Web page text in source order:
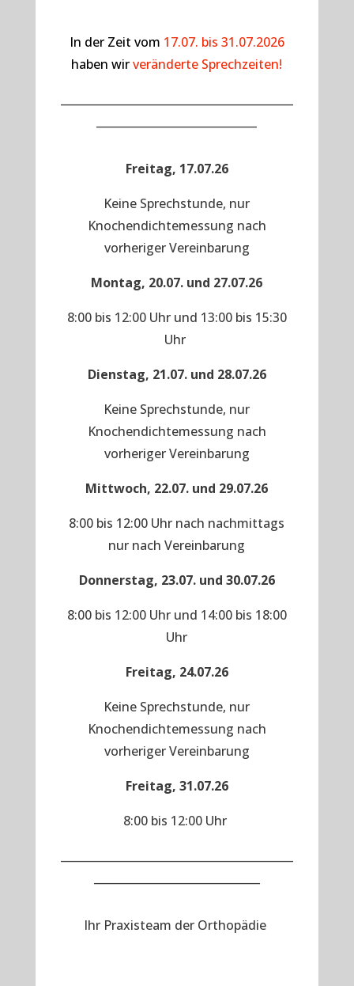
In der Zeit vom 17.07. bis 31.07.2026
haben wirveränderte Sprechzeiten!
Freitag, 17.07.26
Keine Sprechstunde, nur
Knochendichtemessung nach
vorheriger Vereinbarung
Montag, 20.07. und 27.07.26
8:00 bis 12:00 Uhr und 13:00 bis 15:30
Uhr
Dienstag, 21.07. und 28.07.26
Keine Sprechstunde, nur
Knochendichtemessung nach
vorheriger Vereinbarung
Mittwoch, 22.07. und 29.07.26
8:00 bis 12:00 Uhr nach nachmittags
nur nach Vereinbarung
Donnerstag, 23.07. und 30.07.26
8:00 bis 12:00 Uhr und 14:00 bis 18:00
Uhr
Freitag, 24.07.26
Keine Sprechstunde, nur
Knochendichtemessung nach
vorheriger Vereinbarung
Freitag, 31.07.26
8:00 bis 12:00 Uhr
Ihr Praxisteam der Orthopädie